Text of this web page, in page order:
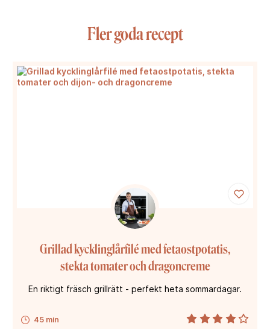
Fler goda recept
45 min
Grillad kycklinglårfilé med fetaostpotatis,
stekta tomater och dragoncreme
En riktigt fräsch grillrätt - perfekt heta sommardagar.